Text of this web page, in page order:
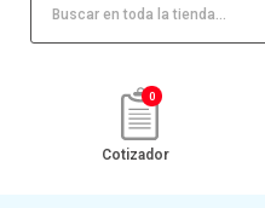
0
Cotizador